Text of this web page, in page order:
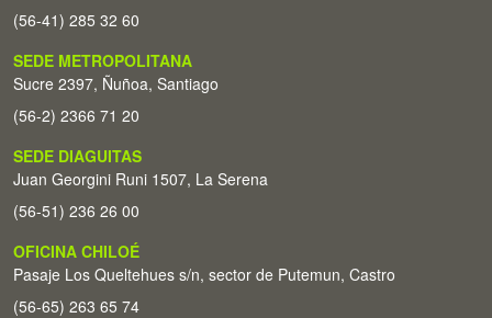
(56-41) 285 32 60
SEDE METROPOLITANA
Sucre 2397, Ñuñoa, Santiago
(56-2) 2366 71 20
SEDE DIAGUITAS
Juan Georgini Runi 1507, La Serena
(56-51) 236 26 00
OFICINA CHILOÉ
Pasaje Los Queltehues s/n, sector de Putemun, Castro
(56-65) 263 65 74